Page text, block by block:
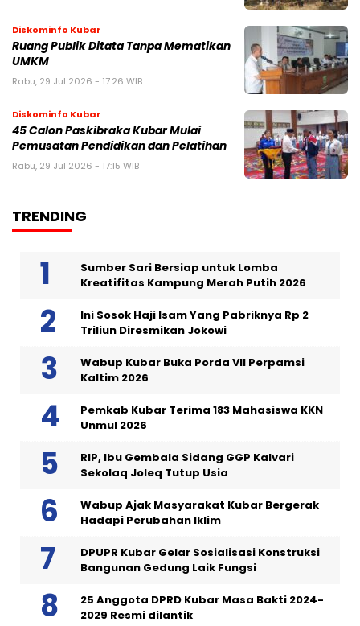
Diskominfo Kubar
Ruang Publik Ditata Tanpa Mematikan
UMKM
Rabu, 29 Jul 2026 - 17:26 WIB
Diskominfo Kubar
45 Calon Paskibraka Kubar Mulai
Pemusatan Pendidikan dan Pelatihan
Rabu, 29 Jul 2026 - 17:15 WIB
TRENDING
Sumber Sari Bersiap untuk Lomba
Kreatifitas Kampung Merah Putih 2026
Ini Sosok Haji Isam Yang Pabriknya Rp 2
Triliun Diresmikan Jokowi
Wabup Kubar Buka Porda VII Perpamsi
Kaltim 2026
Pemkab Kubar Terima 183 Mahasiswa KKN
Unmul 2026
RIP, Ibu Gembala Sidang GGP Kalvari
Sekolaq Joleq Tutup Usia
Wabup Ajak Masyarakat Kubar Bergerak
Hadapi Perubahan Iklim
DPUPR Kubar Gelar Sosialisasi Konstruksi
Bangunan Gedung Laik Fungsi
25 Anggota DPRD Kubar Masa Bakti 2024-
2029 Resmi dilantik